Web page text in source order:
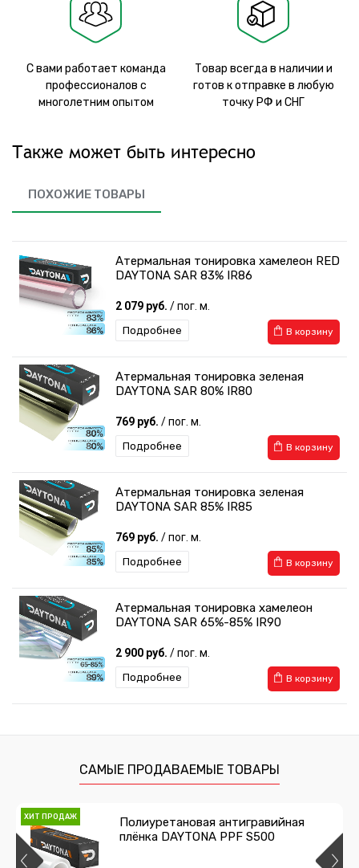
С вами работает команда
профессионалов с
многолетним опытом
Товар всегда в наличии и
готов к отправке в любую
точку РФ и СНГ
Также может быть интересно
ПОХОЖИЕ ТОВАРЫ
Атермальная тонировка хамелеон RED
DAYTONA SAR 83% IR86
2 079 руб. / пог. м.
В корзину
Подробнее
Атермальная тонировка зеленая
DAYTONA SAR 80% IR80
769 руб. / пог. м.
В корзину
Подробнее
Атермальная тонировка зеленая
DAYTONA SAR 85% IR85
769 руб. / пог. м.
В корзину
Подробнее
Атермальная тонировка хамелеон
DAYTONA SAR 65%-85% IR90
2 900 руб. / пог. м.
В корзину
Подробнее
DAYTONA SAR 83% IR90
2 500 руб./ пог. м.
Атермальная тонировка синяя
САМЫЕ ПРОДАВАЕМЫЕ ТОВАРЫ
ХИТ ПРОДАЖ
Полиуретановая антигравийная
плёнка DAYTONA PPF S500